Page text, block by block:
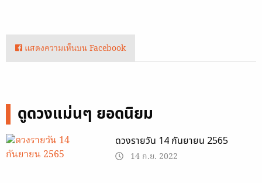
แสดงความเห็นบน Facebook
ดูดวงแม่นๆ ยอดนิยม
ดวงรายวัน 14 กันยายน 2565
14 ก.ย. 2022